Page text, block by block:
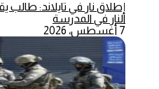
إطلاق نار في تايلاند:
النار في المدرسة
7 أغسطس، 2026